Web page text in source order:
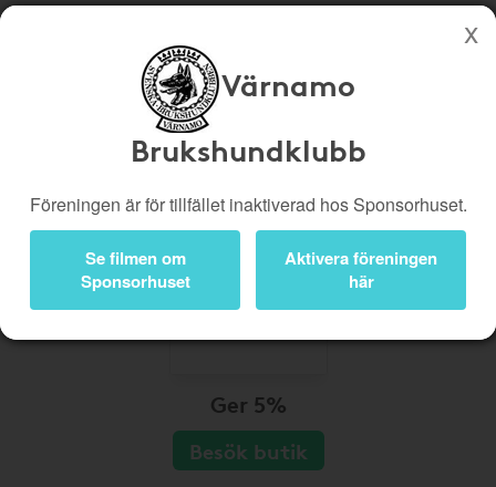
Köp genom denna sida stöttar Värnamo Brukshundklubb
Bli medlem
Logga in
Värnamo
Brukshundklubb
Föreningen är för tillfället inaktiverad hos Sponsorhuset.
Se filmen om
Sponsorhuset
Aktivera föreningen
här
Ger 5%
Besök butik